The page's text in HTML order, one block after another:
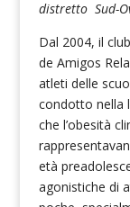
distretto Sud-
Dal 2004, il
de Amigos
atleti delle
condotto nella
che l’obesità
età
agonistiche di